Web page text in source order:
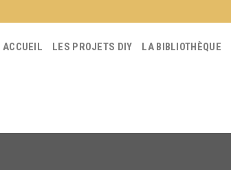
ACCUEIL LES PROJETS DIY LA BIBLIOTHÈQUE